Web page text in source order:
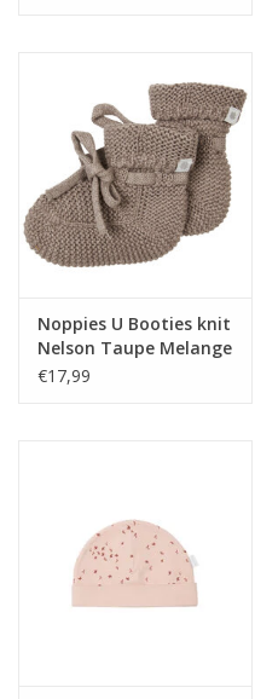
Noppies U Booties knit
Nelson Taupe Melange
NOS
€17,99